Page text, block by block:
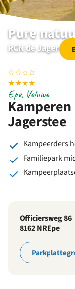
Pure
RCN de
☆☆☆☆
★★★★
Kamperen
Jagerstee
Epe, Veluwe
Kampeerders
Familiepark
Officiersweg 86
8162 NREpe